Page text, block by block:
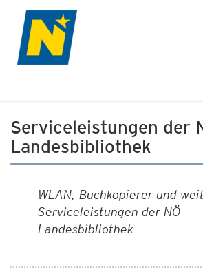
Serviceleistungen der
Landesbibliothek
WLAN, Buchkopierer und
Serviceleistungen der NÖ
Landesbibliothek